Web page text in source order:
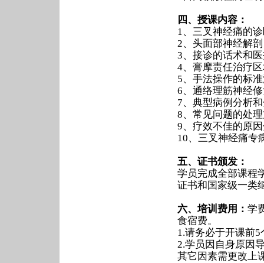
四、授课内容：
1、三叉神经痛的
2、头面部神经解
3、接诊的话术和
4、膏摩责任治疗
5、手法操作的标
6、通络理筋神经
7、典型病例分析
8、常见问题的处
9、疗效不佳的原
10、三叉神经痛专
五、证书颁发：
学员完成全部课程
证书和国家级一类
六、培训费用： 学
食宿费。
1.请务必于开课前
2.学员因自身原因
其它因素需更改上